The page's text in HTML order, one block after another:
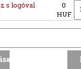
s logóval
0
HUF